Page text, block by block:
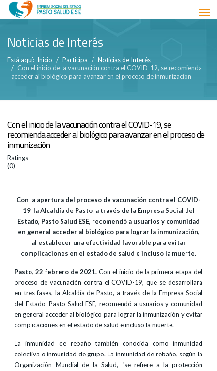
Noticias de Interés
Está aquí: Inicio Participa
Noticias de Interés
Con el inicio de la vacunación contra el COVID-19, se recomienda
acceder al biológico para avanzar en el proceso de inmunización
Con el inicio de la vacunación contra el COVID-19, se
recomienda acceder al biológico para avanzar en el proceso de
inmunización
Ratings
(0)
Con la apertura del proceso de vacunación contra el COVID-
19, la Alcaldía de Pasto, a través de la Empresa Social del
Estado, Pasto Salud ESE, recomendó a usuarios y comunidad
en general acceder al biológico para lograr la inmunización,
al establecer una efectividad favorable para evitar
complicaciones en el estado de salud e incluso la muerte.
Pasto, 22 febrero de 2021.Con el inicio de la primera etapa del
proceso de vacunación contra el COVID-19, que se desarrollará
en tres fases, la Alcaldía de Pasto, a través de la Empresa Social
del Estado, Pasto Salud ESE, recomendó a usuarios y comunidad
en general acceder al biológico para lograr la inmunización y evitar
complicaciones en el estado de salud e incluso la muerte.
La inmunidad de rebaño también conocida como inmunidad
colectiva o inmunidad de grupo. La inmunidad de rebaño, según la
Organización Mundial de la Salud, “se refiere a la protección